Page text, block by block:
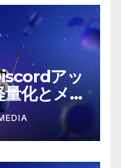
アッ
化とメン